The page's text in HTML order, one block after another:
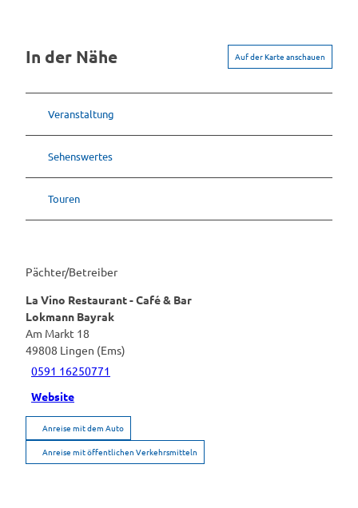
In der Nähe Auf der Karte anschauen
Veranstaltung
Sehenswertes
Touren
Pächter/Betreiber
La Vino Restaurant - Café & Bar
Lokmann Bayrak
Am Markt 18
49808 Lingen (Ems)
0591 16250771
Website
Anreise mit dem Auto
Anreise mit öffentlichen Verkehrsmitteln